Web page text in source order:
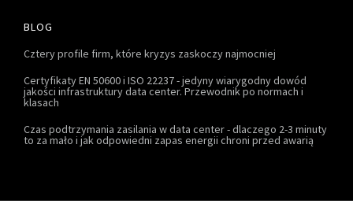
BLOG
Cztery profile firm, które kryzys zaskoczy najmocniej
Certyfikaty EN 50600 i ISO 22237 - jedyny wiarygodny dowód
jakości infrastruktury data center. Przewodnik po normach i
klasach
Czas podtrzymania zasilania w data center - dlaczego 2-3 minuty
to za mało i jak odpowiedni zapas energii chroni przed awarią